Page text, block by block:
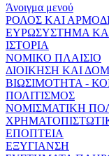
Άνοιγμα μενού
ΡΟΛΟΣ ΚΑΙ
ΕΥΡΩΣΥΣΤΗΜΑ
ΙΣΤΟΡΙΑ
ΝΟΜΙΚΟ ΠΛΑΙΣΙΟ
ΔΙΟΙΚΗΣΗ ΚΑΙ
ΒΙΩΣΙΜΟΤΗΤΑ -
ΠΟΛΙΤΙΣΜΟΣ
ΝΟΜΙΣΜΑΤΙΚΗ
ΕΠΟΠΤΕΙΑ
ΕΞΥΓΙΑΝΣΗ